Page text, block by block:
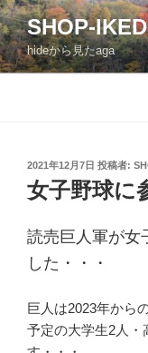
コ
ン
テ
ン
SHOP-
hideから見たaga
投
稿
日:
2021年12月7日 投稿者:
女子野球に
読売巨人軍が女
した・・・
巨人は2023年から
予定の大学生2人・